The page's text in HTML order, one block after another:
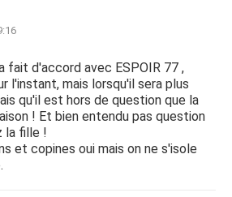
fait d'accord avec ESPOIR 77 ,
l'instant, mais lorsqu'il sera plus
qu'il est hors de question que la
! Et bien entendu pas question
la fille !
et copines oui mais on ne s'isole